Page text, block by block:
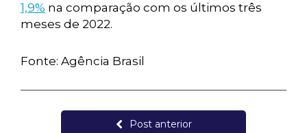
1,9% na comparação com os últimos três
meses de 2022.
Fonte: Agência Brasil
Post anterior